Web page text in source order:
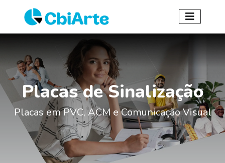
Placas de Sinalização
Placas em PVC, ACM e Comunicação Visual